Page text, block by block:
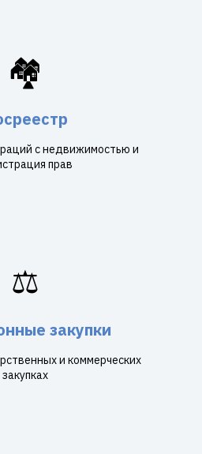
🏘️
с недвижимостью и
прав
⚖️
закупки
и коммерческих
закупках